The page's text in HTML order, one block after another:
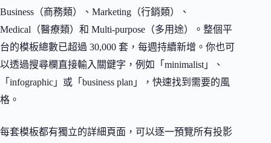
Business（商務類）、Marketing（行銷類）、
Medical（醫療類）和 Multi-purpose（多用途）。整個平
台的模板總數已超過 30,000 套，每週持續新增。你也可
以透過搜尋欄直接輸入關鍵字，例如「minimalist」、
「infographic」或「business plan」，快速找到需要的風
格。
每套模板都有獨立的詳細頁面，可以逐一預覽所有投影